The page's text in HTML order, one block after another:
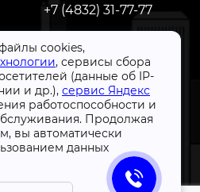
cookies,
, сервисы сбора
(данные об IP-
и др.), сервис Яндекс
работоспособности и
Продолжая
вы автоматически
данных
+7 (4832) 31-77-77
г.
данных
сервисов Яндекс